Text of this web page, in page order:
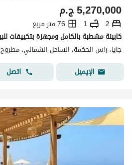
ج.م5,270,000
2
1
76 متر مربع
جايا، راس الحكمة، الساحل الشمالي، مطروح
الإيميل
اتصل